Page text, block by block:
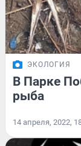
ЭКОЛОГИЯ
В Парке
рыба
14 апреля, 2022,